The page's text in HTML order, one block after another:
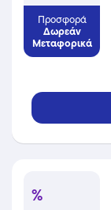
Προσφορά
Δωρεάν
Μεταφορικά
%